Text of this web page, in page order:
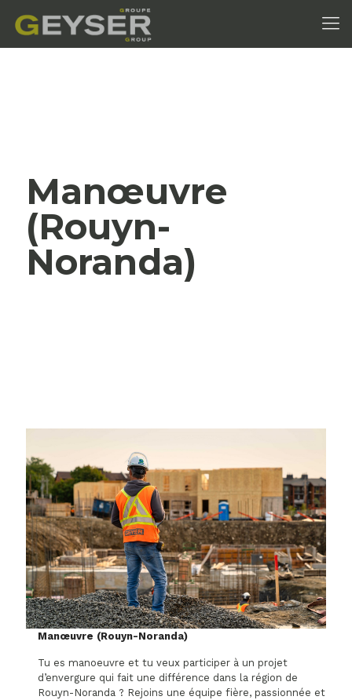
Manœuvre
(Rouyn-
Noranda)
Manœuvre (Rouyn-Noranda)
Tu es manoeuvre et tu veux participer à un projet
d’envergure qui fait une différence dans la région de
Rouyn-Noranda ? Rejoins une équipe fière, passionnée et